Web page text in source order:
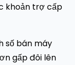
khoản trợ cấp
số bán máy
gấp đôi lên